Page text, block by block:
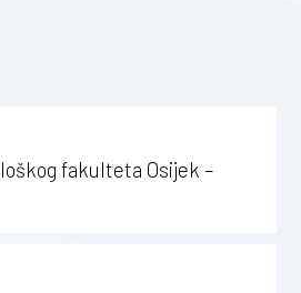
fakulteta Osijek –